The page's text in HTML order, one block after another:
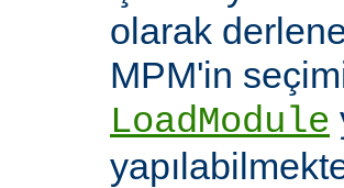
olarak
MPM'in
LoadModule